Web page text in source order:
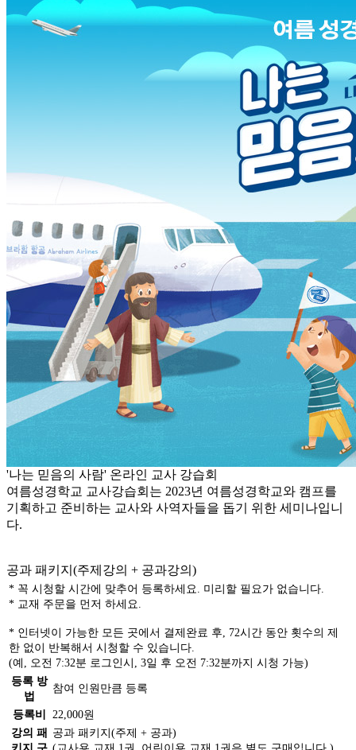
'나는 믿음의 사람' 온라인 교사 강습회
여름성경학교 교사강습회는 2023년 여름성경학교와 캠프를
기획하고 준비하는 교사와 사역자들을 돕기 위한 세미나입니
다.
공과 패키지(주제강의 + 공과강의)
* 꼭 시청할 시간에 맞추어 등록하세요. 미리할 필요가 없습니다.
* 교재 주문을 먼저 하세요.
* 인터넷이 가능한 모든 곳에서 결제완료 후, 72시간 동안 횟수의 제
한 없이 반복해서 시청할 수 있습니다.
(예, 오전 7:32분 로그인시, 3일 후 오전 7:32분까지 시청 가능)
등록 방
법
참여 인원만큼 등록
등록비
22,000원
강의 패
키지 구
공과 패키지(주제 + 공과)
(교사용 교재 1권, 어린이용 교재 1권은 별도 구매입니다.)